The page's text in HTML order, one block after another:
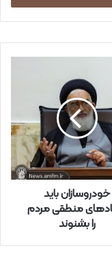
خودروسازان باید
منطقی مردم
را بشنوند